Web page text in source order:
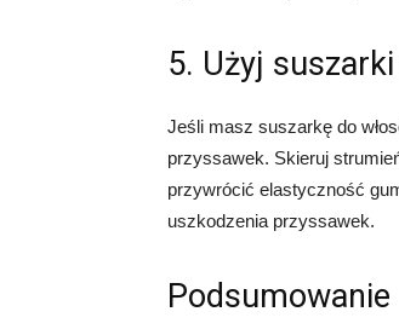
5. Użyj
Jeśli masz suszarkę do
przyssawek. Skieruj
przywrócić elastyczność
uszkodzenia przyssawek.
Podsumowanie